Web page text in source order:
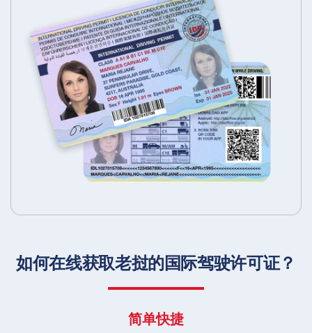
如何在线获取老挝的国际驾驶许可证？
简单快捷